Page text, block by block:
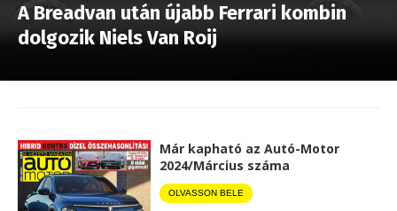
A Breadvan után újabb Ferrari kombin
dolgozik Niels Van Roij
Már kapható az Autó-Motor
2024/Március száma
OLVASSON BELE